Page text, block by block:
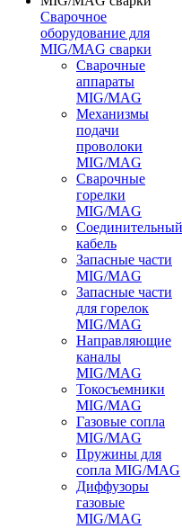
Сварочное
оборудование для
MIG/MAG сварки
Сварочные
аппараты
MIG/MAG
Механизмы
подачи
проволоки
MIG/MAG
Сварочные
горелки
MIG/MAG
Соединительный
кабель
Запасные части
MIG/MAG
Запасные части
для горелок
MIG/MAG
Направляющие
каналы
MIG/MAG
Токосъемники
MIG/MAG
Газовые сопла
MIG/MAG
Пружины для
сопла MIG/MAG
Диффузоры
газовые
MIG/MAG